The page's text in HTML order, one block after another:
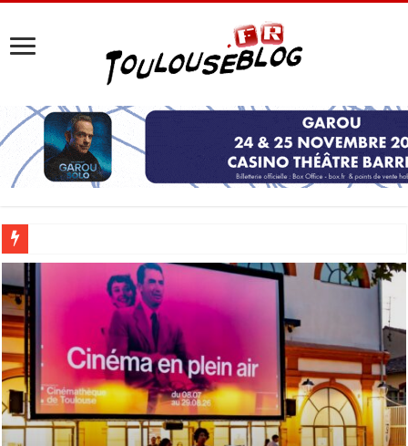
Les Nocturnes de la Cité de l’espace 2026 : l’événement incontournable de